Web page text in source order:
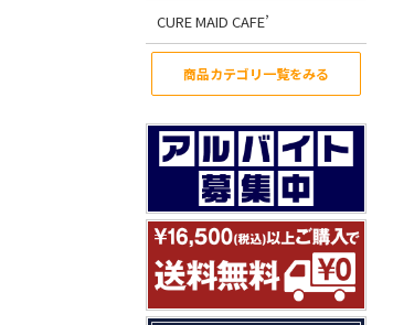
CURE MAID CAFE’
商品カテゴリ一覧をみる